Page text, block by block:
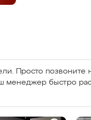
Просто
менеджер быстро